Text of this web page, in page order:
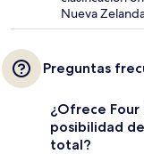
Nueva
Preguntas
¿Ofrece Four
posibilidad
total?